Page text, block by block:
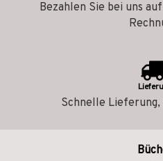
Bezahlen Sie bei uns
Schnelle Lieferung,